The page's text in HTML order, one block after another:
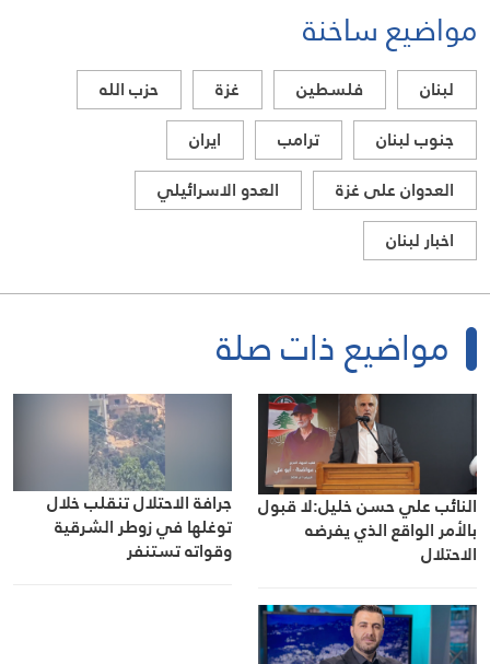
مواضيع ساخنة
لبنان فلسطين غزة
حزب الله
جنوب لبنان
ترامب
ايران
العدوان على غزة
العدو الاسرائيلي
اخبار لبنان
مواضيع ذات صلة
النائب علي حسن خليل:لا قبول
بالأمر الواقع الذي يفرضه
الاحتلال
جرافة الاحتلال تنقلب خلال
توغلها في زوطر الشرقية
وقواته تستنفر